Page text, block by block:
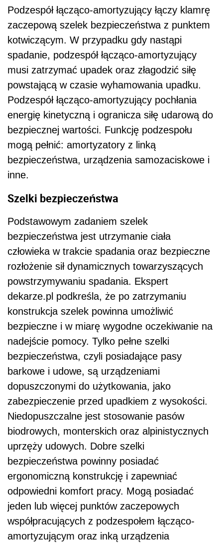
Podzespół łącząco-amortyzujący łączy klamrę
zaczepową szelek bezpieczeństwa z punktem
kotwiczącym. W przypadku gdy nastąpi
spadanie, podzespół łącząco-amortyzujący
musi zatrzymać upadek oraz złagodzić siłę
powstającą w czasie wyhamowania upadku.
Podzespół łącząco-amortyzujący pochłania
energię kinetyczną i ogranicza siłę udarową do
bezpiecznej wartości. Funkcję podzespołu
mogą pełnić: amortyzatory z linką
bezpieczeństwa, urządzenia samozaciskowe i
inne.
Szelki bezpieczeństwa
Podstawowym zadaniem szelek
bezpieczeństwa jest utrzymanie ciała
człowieka w trakcie spadania oraz bezpieczne
rozłożenie sił dynamicznych towarzyszących
powstrzymywaniu spadania. Ekspert
dekarze.pl podkreśla, że po zatrzymaniu
konstrukcja szelek powinna umożliwić
bezpieczne i w miarę wygodne oczekiwanie na
nadejście pomocy. Tylko pełne szelki
bezpieczeństwa, czyli posiadające pasy
barkowe i udowe, są urządzeniami
dopuszczonymi do użytkowania, jako
zabezpieczenie przed upadkiem z wysokości.
Niedopuszczalne jest stosowanie pasów
biodrowych, monterskich oraz alpinistycznych
uprzęży udowych. Dobre szelki
bezpieczeństwa powinny posiadać
ergonomiczną konstrukcję i zapewniać
odpowiedni komfort pracy. Mogą posiadać
jeden lub więcej punktów zaczepowych
współpracujących z podzespołem łącząco-
amortyzującym oraz inką urządzenia